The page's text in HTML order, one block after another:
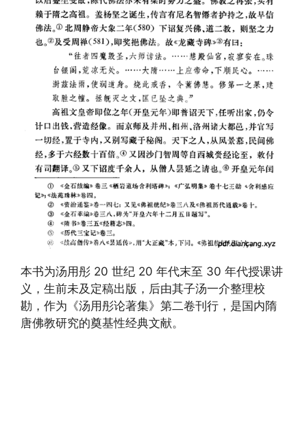
本书为汤用彤 20 世纪 20 年代末至 30 年代授课讲
义，生前未及定稿出版，后由其子汤一介整理校
勘，作为《汤用彤论著集》第二卷刊行，是国内隋
唐佛教研究的奠基性经典文献。